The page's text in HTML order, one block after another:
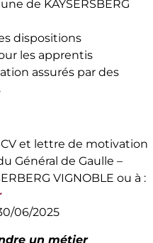
de KAYSERSBERG
dispositions
les apprentis
assurés par des
et lettre de motivation
Général de Gaulle –
VIGNOBLE ou à :
06/2025
un métier